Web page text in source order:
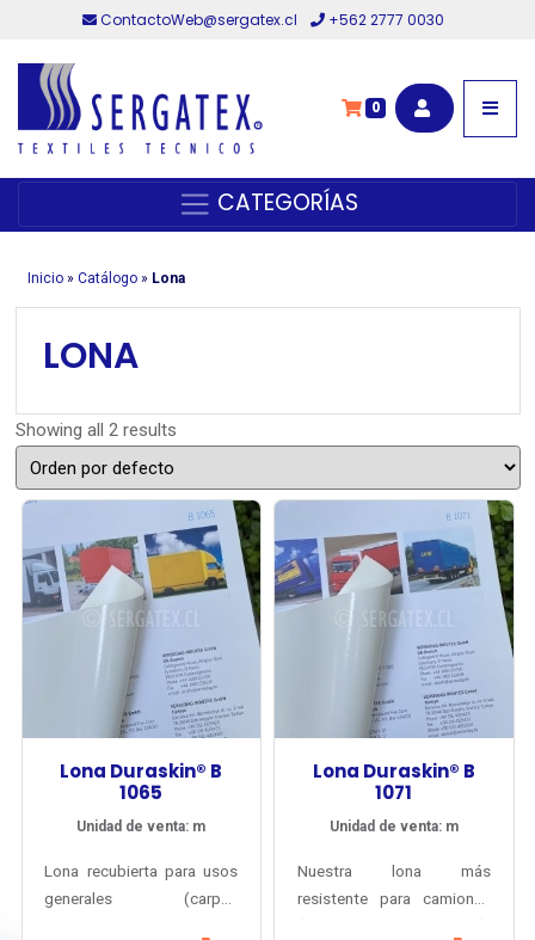
ContactoWeb@sergatex.cl +562 2777 0030
0
CATEGORÍAS
Inicio» Catálogo» Lona
LONA
Showing all 2 results
Lona Duraskin® B
1065
Unidad de venta: m
Lona recubierta para usos
generales (carpas
Lona Duraskin® B
1071
Unidad de venta: m
Nuestra lona más
resistente para camiones